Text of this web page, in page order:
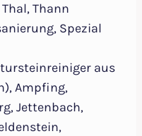
Thann
Spezial
aus
Ampfing,
Jettenbach,